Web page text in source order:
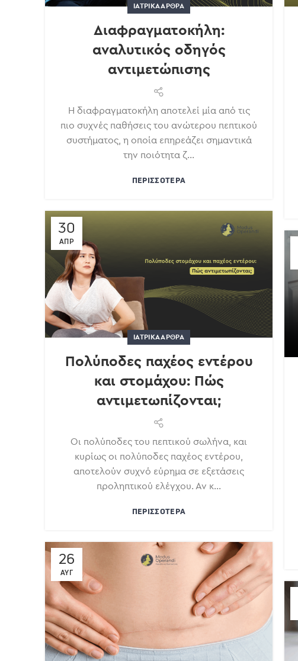
ΙΑΤΡΙΚΆ ΆΡΘΡΑ
Διαφραγματοκήλη:
αναλυτικός οδηγός
αντιμετώπισης
Η διαφραγματοκήλη αποτελεί μία από τις
πιο συχνές παθήσεις του ανώτερου πεπτικού
συστήματος, η οποία επηρεάζει σημαντικά
την ποιότητα ζ...
ΠΕΡΙΣΣΌΤΕΡΑ
30
ΑΠΡ
ΙΑΤΡΙΚΆ ΆΡΘΡΑ
Πολύποδες παχέος εντέρου
και στομάχου: Πώς
αντιμετωπίζονται;
Οι πολύποδες του πεπτικού σωλήνα, και
κυρίως οι πολύποδες παχέος εντέρου,
αποτελούν συχνό εύρημα σε εξετάσεις
προληπτικού ελέγχου. Αν κ...
ΠΕΡΙΣΣΌΤΕΡΑ
26
ΑΥΓ